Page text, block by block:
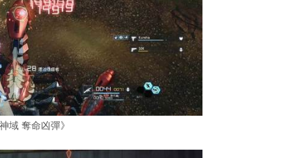
域 奪命凶彈》